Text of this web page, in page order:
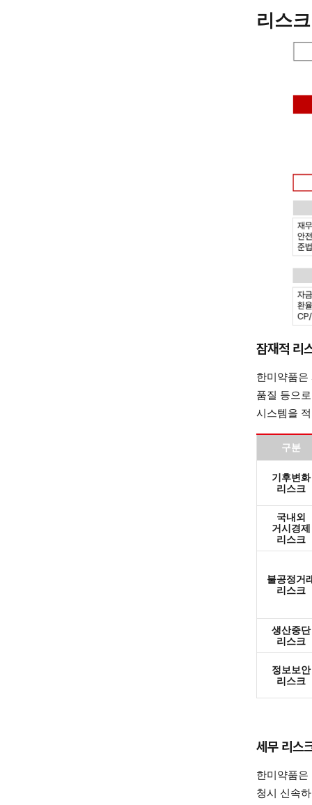
리스
잠재적 리
한미약품은
품질 등으
시스템을
구분
기후변화
리스크
국내외
거시경제
리스크
불공정거
리스크
생산중단
리스크
정보보안
리스크
세무 리스
한미약품은
청시 신속